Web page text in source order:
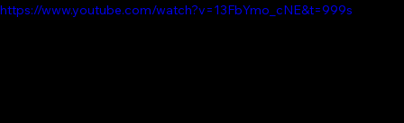
https://www.youtube.com/watch?v=13FbYmo_cNE&t=999s